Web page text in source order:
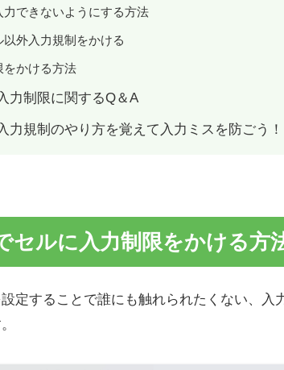
力できないようにする方法
以外入力規制をかける
をかける方法
力制限に関するQ＆A
力規制のやり方を覚えて入力ミスを防ごう！
セルに入力制限をかける方
定することで誰にも触れられたくない、入